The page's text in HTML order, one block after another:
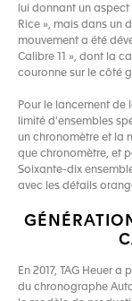
lui donnant un
Rice », mais dans un
mouvement a été
Calibre 11 », dont la
couronne sur le côté
Pour le lancement de
limité d'ensembles
un chronomètre et la
que chronomètre, et
Soixante-dix
avec les détails
En 2017, TAG Heuer
du chronographe